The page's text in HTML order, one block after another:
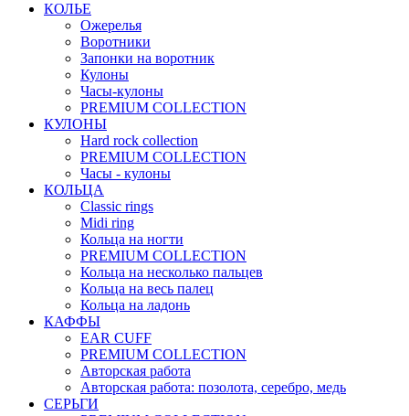
КОЛЬЕ
Ожерелья
Воротники
Запонки на воротник
Кулоны
Часы-кулоны
PREMIUM COLLECTION
КУЛОНЫ
Hard rock collection
PREMIUM COLLECTION
Часы - кулоны
КОЛЬЦА
Classic rings
Midi ring
Кольца на ногти
PREMIUM COLLECTION
Кольца на несколько пальцев
Кольца на весь палец
Кольца на ладонь
КАФФЫ
EAR CUFF
PREMIUM COLLECTION
Авторская работа
Авторская работа: позолота, серебро, медь
СЕРЬГИ